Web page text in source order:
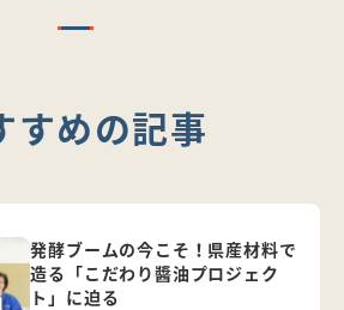
すめの記事
発酵ブームの今こそ！県産材料で
造る「こだわり醬油プロジェク
ト」に迫る